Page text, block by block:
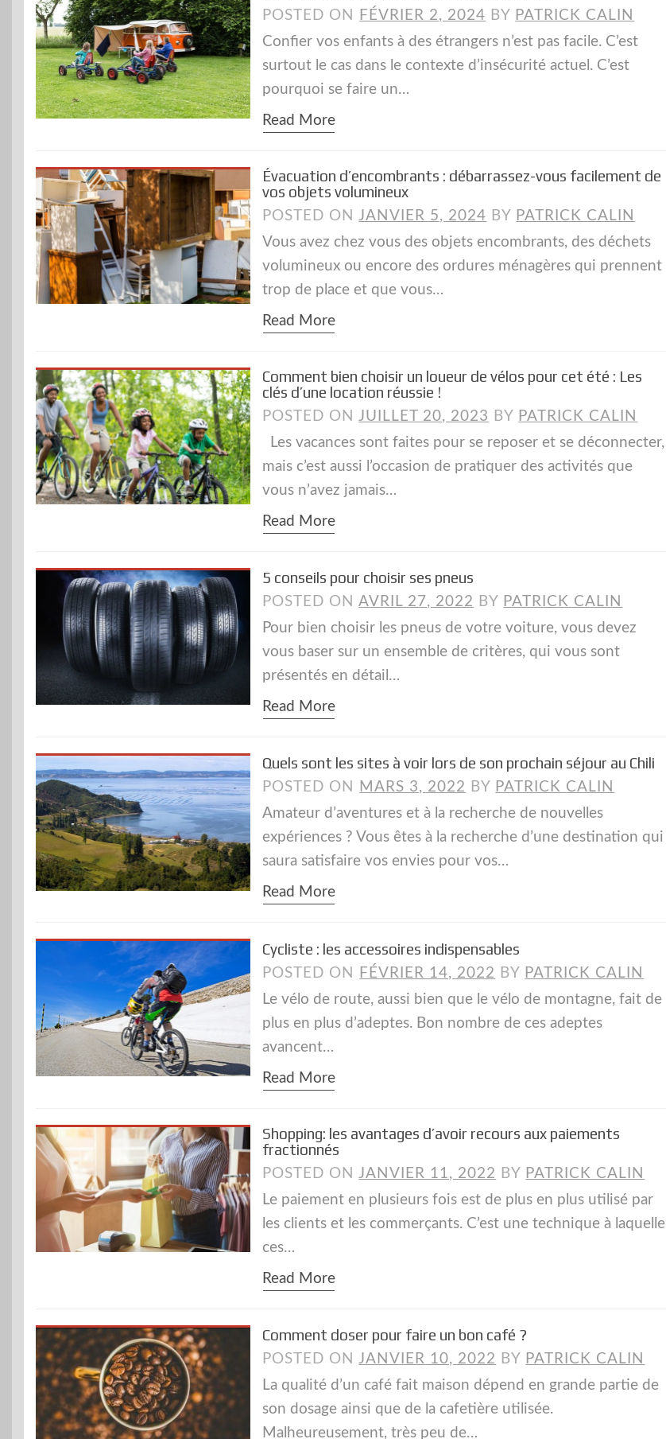
POSTED ON FÉVRIER 2, 2024 BY PATRICK CALIN
Confier vos enfants à des étrangers n’est pas facile. C’est
surtout le cas dans le contexte d’insécurité actuel. C’est
pourquoi se faire un…
Read More
Évacuation d’encombrants : débarrassez-vous facilement de
vos objets volumineux
POSTED ON JANVIER 5, 2024 BY PATRICK CALIN
Vous avez chez vous des objets encombrants, des déchets
volumineux ou encore des ordures ménagères qui prennent
trop de place et que vous…
Read More
Comment bien choisir un loueur de vélos pour cet été : Les
clés d’une location réussie !
POSTED ON JUILLET 20, 2023 BY PATRICK CALIN
Les vacances sont faites pour se reposer et se déconnecter,
mais c’est aussi l’occasion de pratiquer des activités que
vous n’avez jamais…
Read More
5 conseils pour choisir ses pneus
POSTED ONAVRIL 27, 2022 BY PATRICK CALIN
Pour bien choisir les pneus de votre voiture, vous devez
vous baser sur un ensemble de critères, qui vous sont
présentés en détail…
Read More
Quels sont les sites à voir lors de son prochain séjour au Chili
POSTED ON MARS 3, 2022 BY PATRICK CALIN
Amateur d’aventures et à la recherche de nouvelles
expériences ? Vous êtes à la recherche d’une destination qui
saura satisfaire vos envies pour vos…
Read More
Cycliste : les accessoires indispensables
POSTED ON FÉVRIER 14, 2022 BY PATRICK CALIN
Le vélo de route, aussi bien que le vélo de montagne, fait de
plus en plus d’adeptes. Bon nombre de ces adeptes
avancent…
Read More
Shopping: les avantages d’avoir recours aux paiements
fractionnés
POSTED ON JANVIER 11, 2022 BY PATRICK CALIN
Le paiement en plusieurs fois est de plus en plus utilisé par
les clients et les commerçants. C’est une technique à laquelle
ces…
Read More
Comment doser pour faire un bon café ?
POSTED ONJANVIER 10, 2022 BY PATRICK CALIN
La qualité d’un café fait maison dépend en grande partie de
son dosage ainsi que de la cafetière utilisée.
Malheureusement, très peu de…